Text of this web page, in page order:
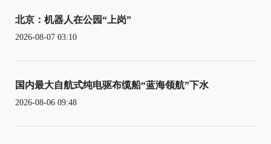
北京：机器人在公园“上岗”
2026-08-07 03:10
国内最大自航式纯电驱布缆船“蓝海领航”下水
2026-08-06 09:48